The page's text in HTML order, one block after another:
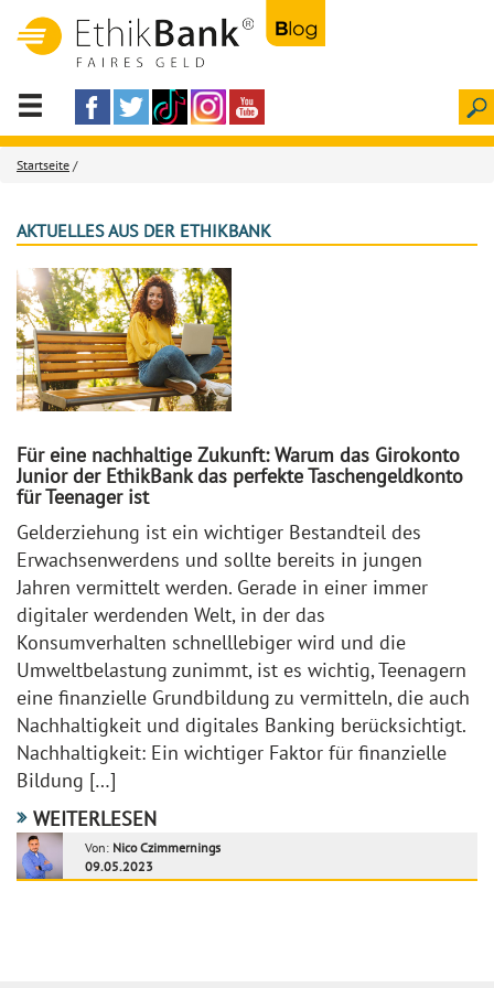
Startseite /
AKTUELLES AUS DER ETHIKBANK
Für eine nachhaltige Zukunft: Warum das Girokonto
Junior der EthikBank das perfekte Taschengeldkonto
für Teenager ist
Gelderziehung ist ein wichtiger Bestandteil des
Erwachsenwerdens und sollte bereits in jungen
Jahren vermittelt werden. Gerade in einer immer
digitaler werdenden Welt, in der das
Konsumverhalten schnelllebiger wird und die
Umweltbelastung zunimmt, ist es wichtig, Teenagern
eine finanzielle Grundbildung zu vermitteln, die auch
Nachhaltigkeit und digitales Banking berücksichtigt.
Nachhaltigkeit: Ein wichtiger Faktor für finanzielle
Bildung […]
WEITERLESEN
Von: Nico Czimmernings
09.05.2023